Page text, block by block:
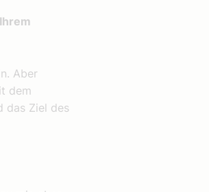
Aber
dem
das Ziel des